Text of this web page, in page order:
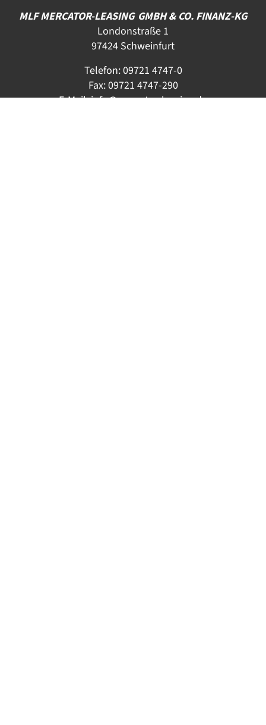
MLF MERCATOR-LEASING GMBH & CO. FINANZ-KG
Londonstraße 1
97424 Schweinfurt
Telefon:09721 4747-0
Fax: 09721 4747-290
E-Mail:info@mercator-leasing.de